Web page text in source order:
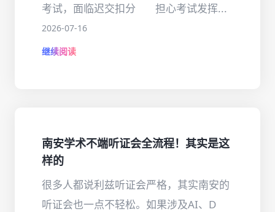
考试，面临迟交扣分 担心考试发挥...
2026-07-16
继续阅读
南安学术不端听证会全流程！其实是这
样的
很多人都说利兹听证会严格，其实南安的
听证会也一点不轻松。如果涉及AI、D